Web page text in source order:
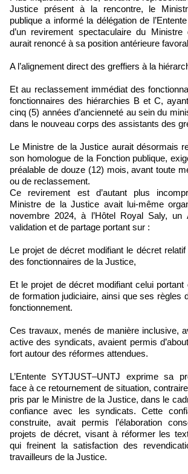
Justice présent à la rencontre, le
publique a informé la délégation de
d’un revirement spectaculaire du
aurait renoncé à sa position antérieure
A l’alignement direct des greffiers à la
Et au reclassement immédiat des
fonctionnaires des hiérarchies B et C,
cinq (5) années d’ancienneté au sein du
dans le nouveau corps des assistants des
Le Ministre de la Justice aurait désormais
son homologue de la Fonction publique,
préalable de douze (12) mois, avant toute
ou de reclassement.
Ce revirement est d’autant plus
Ministre de la Justice avait lui-même
novembre 2024, à l’Hôtel Royal Saly, un
validation et de partage portant sur :
Le projet de décret modifiant le décret
des fonctionnaires de la Justice,
Et le projet de décret modifiant celui portant
de formation judiciaire, ainsi que ses règles
fonctionnement.
Ces travaux, menés de manière inclusive,
active des syndicats, avaient permis
fort autour des réformes attendues.
L’Entente SYTJUST–UNTJ exprime sa
face à ce retournement de situation,
pris par le Ministre de la Justice, dans le
confiance avec les syndicats. Cette
construite, avait permis l’élaboration
projets de décret, visant à réformer les
qui freinent la satisfaction des
travailleurs de la Justice.